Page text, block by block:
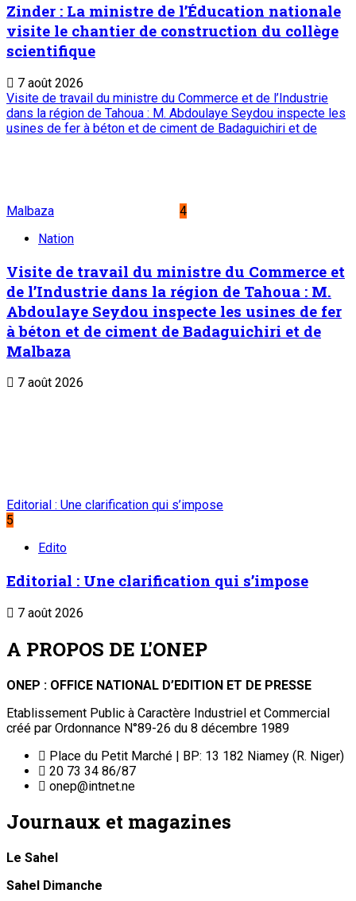
Zinder : La ministre de l’Éducation nationale
visite le chantier de construction du collège
scientifique
7 août 2026
Visite de travail du ministre du Commerce et de l’Industrie
dans la région de Tahoua : M. Abdoulaye Seydou inspecte les
usines de fer à béton et de ciment de Badaguichiri et de
Malbaza
4
Nation
Visite de travail du ministre du Commerce et
de l’Industrie dans la région de Tahoua : M.
Abdoulaye Seydou inspecte les usines de fer
à béton et de ciment de Badaguichiri et de
Malbaza
7 août 2026
Editorial : Une clarification qui s’impose
5
Edito
Editorial : Une clarification qui s’impose
7 août 2026
A PROPOS DE L'ONEP
ONEP : OFFICE NATIONAL D’EDITION ET DE PRESSE
Etablissement Public à Caractère Industriel et Commercial
créé par Ordonnance N°89-26 du 8 décembre 1989
Place du Petit Marché | BP: 13 182 Niamey (R. Niger)
20 73 34 86/87
onep@intnet.ne
Journaux et magazines
Le Sahel
Sahel Dimanche